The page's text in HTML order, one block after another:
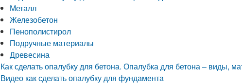
Металл
Железобетон
Пенополистирол
Подручные материалы
Древесина
Как сделать опалубку для бетона. Опалубка для бетона – виды,
Видео как сделать опалубку для фундамента